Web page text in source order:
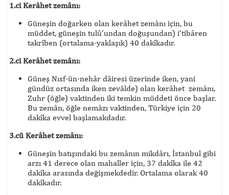
1.ci Kerâhet zemânı:
Güneşin doğarken olan kerâhet zemânı için, bu
müddet, güneşin tulû’undan doğuşundan) i’tibâren
takrîben (ortalama-yaklaşık) 40 dakîkadır.
2.ci Kerâhet zemânı:
Güneş Nısf-ün-nehâr dâiresi üzerinde iken, yani
gündüz ortasında iken zevâlde) olan kerâhet zemânı,
Zuhr (öğle) vaktinden iki temkin müddeti önce başlar.
Bu zemân, öğle nemâzı vaktinden, Türkiye için 20
dakîka evvel başlamakdadır.
3.cü Kerâhet zemânı:
Güneşin batışındaki bu zemânın mikdârı, İstanbul gibi
arzı 41 derece olan mahaller için, 37 dakîka ile 42
dakîka arasında değişmekdedir. Ortalama olarak 40
dakîkadır.